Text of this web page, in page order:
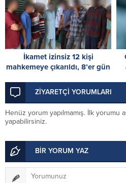
İkamet izinsiz 12 kişi
mahkemeye çıkarıldı, 8’er gün
ZİYARETÇİ YORUMLARI
Henüz yorum yapılmamış. İlk yorumu
yapabilirsiniz.
BİR YORUM YAZ